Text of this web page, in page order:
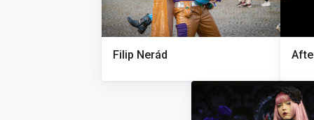
Filip Nerád